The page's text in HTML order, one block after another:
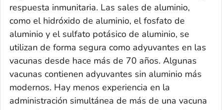
respuesta inmunitaria. Las sales de aluminio,
como el hidróxido de aluminio, el fosfato de
aluminio y el sulfato potásico de aluminio, se
utilizan de forma segura como adyuvantes en las
vacunas desde hace más de 70 años. Algunas
vacunas contienen adyuvantes sin aluminio más
modernos. Hay menos experiencia en la
administración simultánea de más de una vacuna